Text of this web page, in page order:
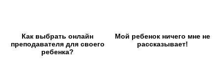
Как выбрать онлайн
преподавателя для своего
ребенка?
Мой ребенок ничего мне не
рассказывает!